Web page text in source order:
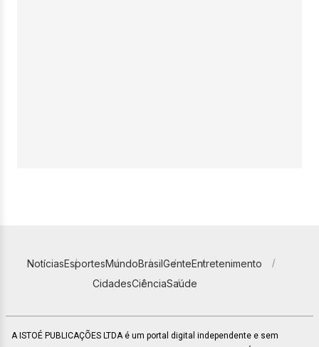
NotíciasEsportesMundoBrasilGenteEntretenimento
CidadesCiênciaSaúde
A ISTOÉ PUBLICAÇÕES LTDA é um portal digital independente e sem